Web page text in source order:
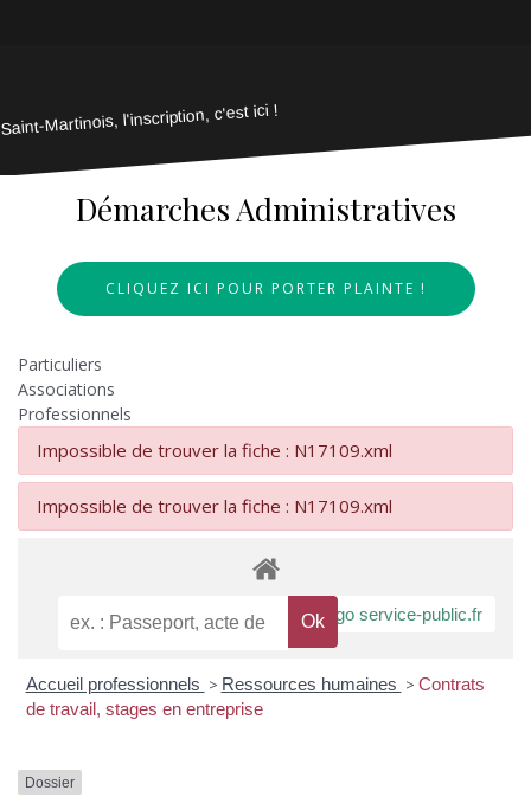
Saint-Martinois, l'inscription, c'est ici !
Démarches Administratives
CLIQUEZ ICI POUR PORTER PLAINTE !
Particuliers
Associations
Professionnels
Impossible de trouver la fiche : N17109.xml
Impossible de trouver la fiche : N17109.xml
Accueil professionnels > Ressources humaines > Contrats
de travail, stages en entreprise
Dossier